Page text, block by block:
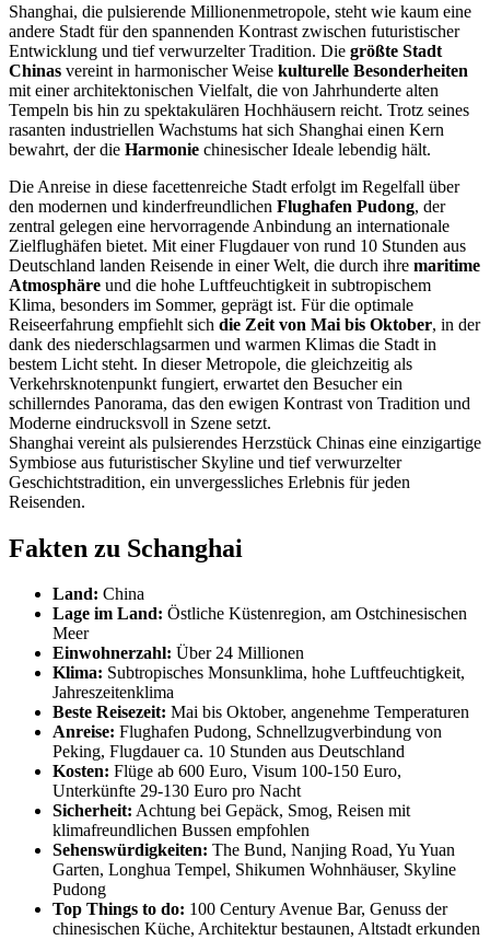
Shanghai, die pulsierende Millionenmetropole, steht wie kaum eine
andere Stadt für den spannenden Kontrast zwischen futuristischer
Entwicklung und tief verwurzelter Tradition. Die größte Stadt
Chinas vereint in harmonischer Weise kulturelle Besonderheiten
mit einer architektonischen Vielfalt, die von Jahrhunderte alten
Tempeln bis hin zu spektakulären Hochhäusern reicht. Trotz seines
rasanten industriellen Wachstums hat sich Shanghai einen Kern
bewahrt, der die Harmonie chinesischer Ideale lebendig hält.
Die Anreise in diese facettenreiche Stadt erfolgt im Regelfall über
den modernen und kinderfreundlichen Flughafen Pudong, der
zentral gelegen eine hervorragende Anbindung an internationale
Zielflughäfen bietet. Mit einer Flugdauer von rund 10 Stunden aus
Deutschland landen Reisende in einer Welt, die durch ihre maritime
Atmosphäre und die hohe Luftfeuchtigkeit in subtropischem
Klima, besonders im Sommer, geprägt ist. Für die optimale
Reiseerfahrung empfiehlt sich die Zeit von Mai bis Oktober, in der
dank des niederschlagsarmen und warmen Klimas die Stadt in
bestem Licht steht. In dieser Metropole, die gleichzeitig als
Verkehrsknotenpunkt fungiert, erwartet den Besucher ein
schillerndes Panorama, das den ewigen Kontrast von Tradition und
Moderne eindrucksvoll in Szene setzt.
Shanghai vereint als pulsierendes Herzstück Chinas eine einzigartige
Symbiose aus futuristischer Skyline und tief verwurzelter
Geschichtstradition, ein unvergessliches Erlebnis für jeden
Reisenden.
Fakten zu Schanghai
Land: China
Lage im Land: Östliche Küstenregion, am Ostchinesischen
Meer
Einwohnerzahl: Über 24 Millionen
Klima: Subtropisches Monsunklima, hohe Luftfeuchtigkeit,
Jahreszeitenklima
Beste Reisezeit: Mai bis Oktober, angenehme Temperaturen
Anreise: Flughafen Pudong, Schnellzugverbindung von
Peking, Flugdauer ca. 10 Stunden aus Deutschland
Kosten: Flüge ab 600 Euro, Visum 100-150 Euro,
Unterkünfte 29-130 Euro pro Nacht
Sicherheit: Achtung bei Gepäck, Smog, Reisen mit
klimafreundlichen Bussen empfohlen
Sehenswürdigkeiten: The Bund, Nanjing Road, Yu Yuan
Garten, Longhua Tempel, Shikumen Wohnhäuser, Skyline
Pudong
Top Things to do: 100 Century Avenue Bar, Genuss der
chinesischen Küche, Architektur bestaunen, Altstadt erkunden